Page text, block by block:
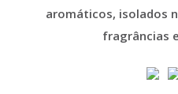
aromáticos, isolados
fragrâncias